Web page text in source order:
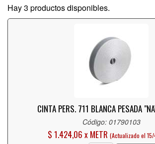
Hay 3 productos disponibles.
CINTA PERS. 711 BLANCA PESADA
Código: 01790103
$ 1.424,06 x METR (Actualizado el